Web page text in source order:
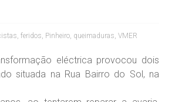
, feridos, Pinheiro, queimaduras, VMER
eléctrica provocou dois
situada na Rua Bairro do Sol, na